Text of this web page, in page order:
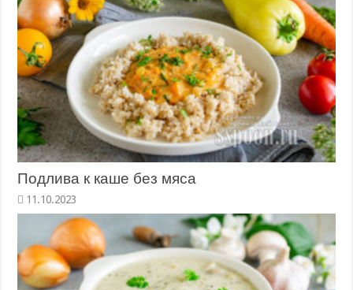
Подлива к каше без мяса